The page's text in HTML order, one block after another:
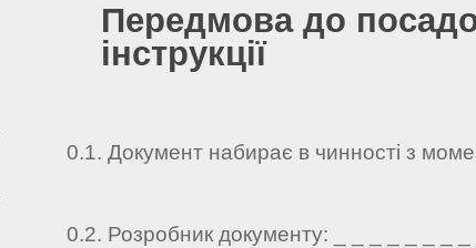
Передмова до
інструкції
0.1. Документ набирає в чинності з
0.2. Розробник документу: _ _ _ _ _ _ _ _